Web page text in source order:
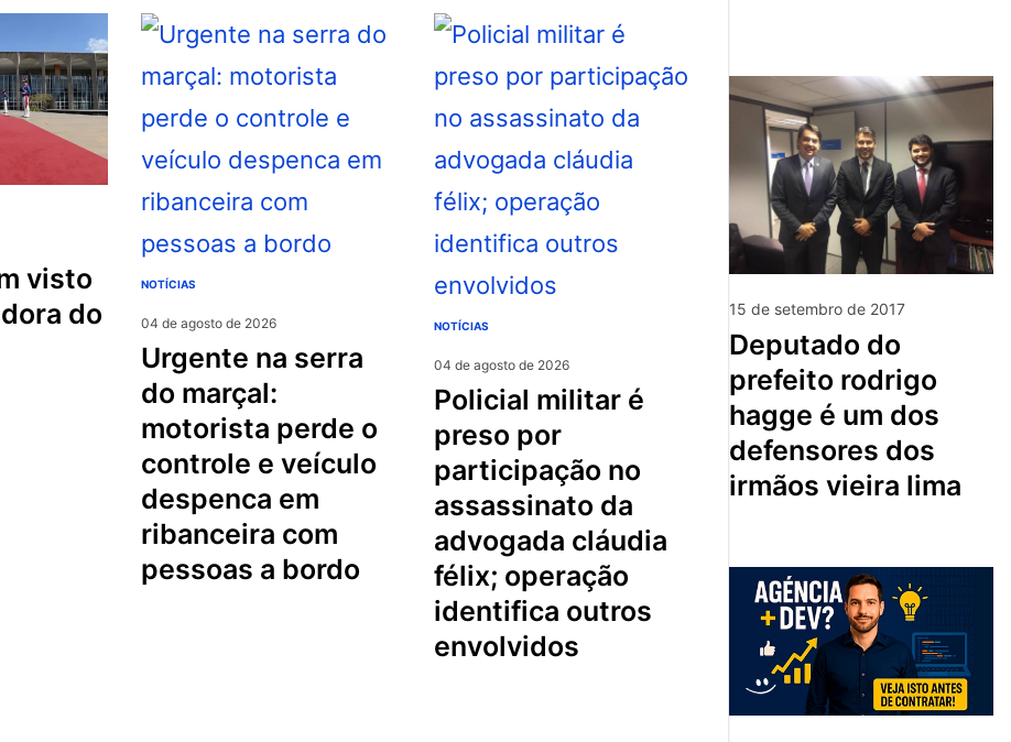
do
NOTÍCIAS
04 de agosto de 2026
urgente na serra
do marçal:
motorista perde o
controle e veículo
despenca em
ribanceira com
pessoas a bordo
NOTÍCIAS
04 de agosto de 2026
policial militar é
preso por
participação no
assassinato da
advogada cláudia
félix; operação
identifica outros
envolvidos
15 de setembro de 2017
deputado do
prefeito rodrigo
hagge é um dos
defensores dos
irmãos vieira lima